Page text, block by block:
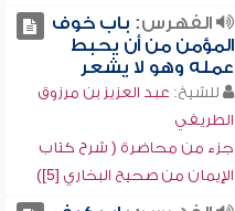
الفهرس: باب خوف
المؤمن من أن يحبط
عمله وهو لا يشعر
للشيخ: عبد العزيز بن مرزوق
الطريفي
جزء من محاضرة ( شرح كتاب
الإيمان من صحيح البخاري [5])